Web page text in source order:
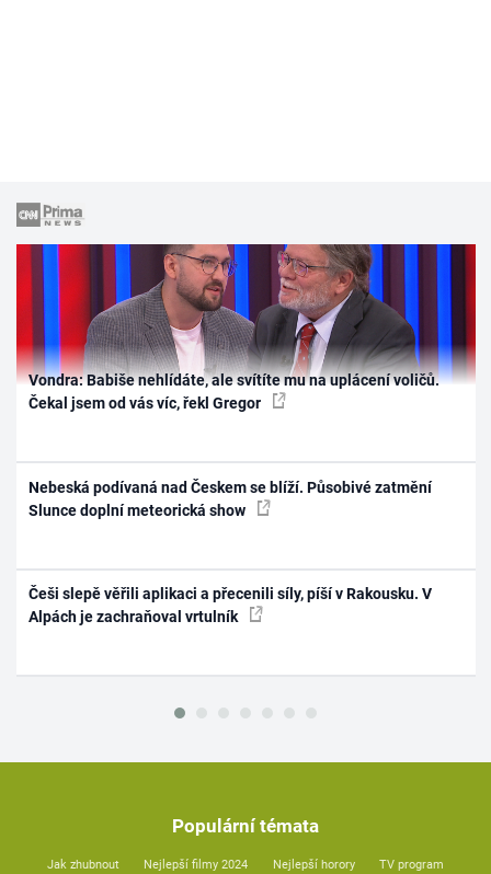
Vondra: Babiše nehlídáte, ale svítíte mu na uplácení voličů.
Čekal jsem od vás víc, řekl Gregor
Nebeská podívaná nad Českem se blíží. Působivé zatmění
Slunce doplní meteorická show
Češi slepě věřili aplikaci a přecenili síly, píší v Rakousku. V
Alpách je zachraňoval vrtulník
Populární témata
Jak zhubnout Nejlepší filmy 2024 Nejlepší horory TV program